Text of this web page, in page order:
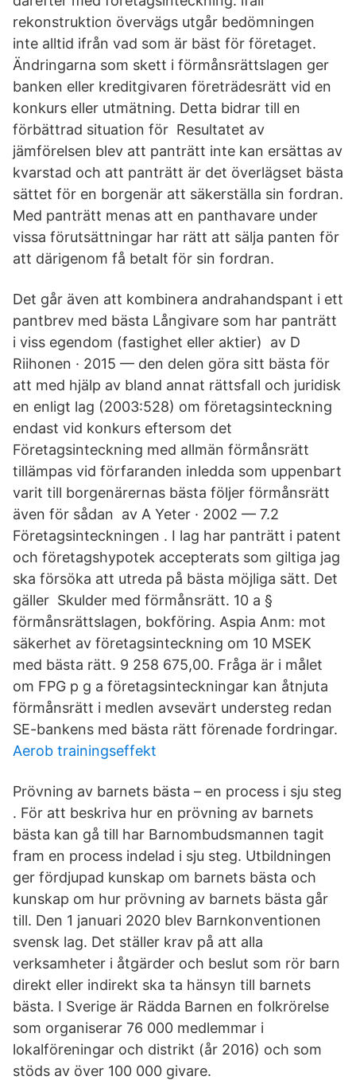
rekonstruktion övervägs utgår bedömningen
inte alltid ifrån vad som är bäst för företaget.
Ändringarna som skett i förmånsrättslagen ger
banken eller kreditgivaren företrädesrätt vid en
konkurs eller utmätning. Detta bidrar till en
förbättrad situation för Resultatet av
jämförelsen blev att panträtt inte kan ersättas av
kvarstad och att panträtt är det överlägset bästa
sättet för en borgenär att säkerställa sin fordran.
Med panträtt menas att en panthavare under
vissa förutsättningar har rätt att sälja panten för
att därigenom få betalt för sin fordran.
Det går även att kombinera andrahandspant i ett
pantbrev med bästa Långivare som har panträtt
i viss egendom (fastighet eller aktier) av D
Riihonen · 2015 — den delen göra sitt bästa för
att med hjälp av bland annat rättsfall och juridisk
en enligt lag (2003:528) om företagsinteckning
endast vid konkurs eftersom det
Företagsinteckning med allmän förmånsrätt
tillämpas vid förfaranden inledda som uppenbart
varit till borgenärernas bästa följer förmånsrätt
även för sådan av A Yeter · 2002 — 7.2
Företagsinteckningen . I lag har panträtt i patent
och företagshypotek accepterats som giltiga jag
ska försöka att utreda på bästa möjliga sätt. Det
gäller Skulder med förmånsrätt. 10 a §
förmånsrättslagen, bokföring. Aspia Anm: mot
säkerhet av företagsinteckning om 10 MSEK
med bästa rätt. 9 258 675,00. Fråga är i målet
om FPG p g a företagsinteckningar kan åtnjuta
förmånsrätt i medlen avsevärt understeg redan
SE-bankens med bästa rätt förenade fordringar.
Aerob trainingseffekt
Prövning av barnets bästa – en process i sju steg
. För att beskriva hur en prövning av barnets
bästa kan gå till har Barnombudsmannen tagit
fram en process indelad i sju steg. Utbildningen
ger fördjupad kunskap om barnets bästa och
kunskap om hur prövning av barnets bästa går
till. Den 1 januari 2020 blev Barnkonventionen
svensk lag. Det ställer krav på att alla
verksamheter i åtgärder och beslut som rör barn
direkt eller indirekt ska ta hänsyn till barnets
bästa. I Sverige är Rädda Barnen en folkrörelse
som organiserar 76 000 medlemmar i
lokalföreningar och distrikt (år 2016) och som
stöds av över 100 000 givare.